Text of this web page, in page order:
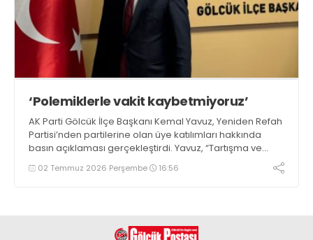
‘Polemiklerle vakit kaybetmiyoruz’
AK Parti Gölcük İlçe Başkanı Kemal Yavuz, Yeniden Refah
Partisi’nden partilerine olan üye katılımları hakkında
basın açıklaması gerçekleştirdi. Yavuz, “Tartışma ve
polemiklerle vakit kaybetmek yerine Gölcük’ümüz için
çalışmaya, hemşehrilerimizin taleplerini dinlemeye ve
02 Temmuz 2026 Perşembe 16:56